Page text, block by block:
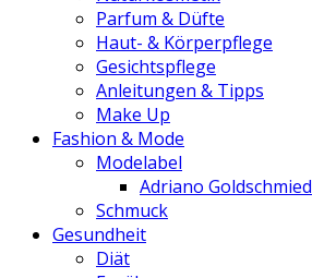
Parfum & Düfte
Haut- & Körperpflege
Gesichtspflege
Anleitungen & Tipps
Make Up
Fashion & Mode
Modelabel
Adriano Goldschmied
Schmuck
Gesundheit
Diät